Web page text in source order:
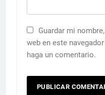
Guardar mi
web en este
haga un comentario.